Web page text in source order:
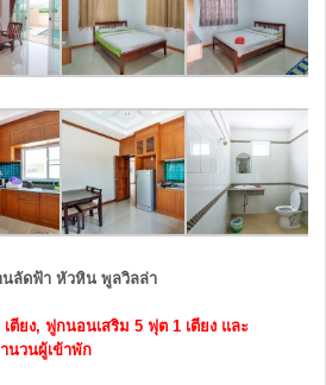
นลัดฟ้า หัวหิน พูลวิลล่า
ตียง, ฟูกนอนเสริม 5 ฟุต 1 เตียง และ
นวนผู้เข้าพัก